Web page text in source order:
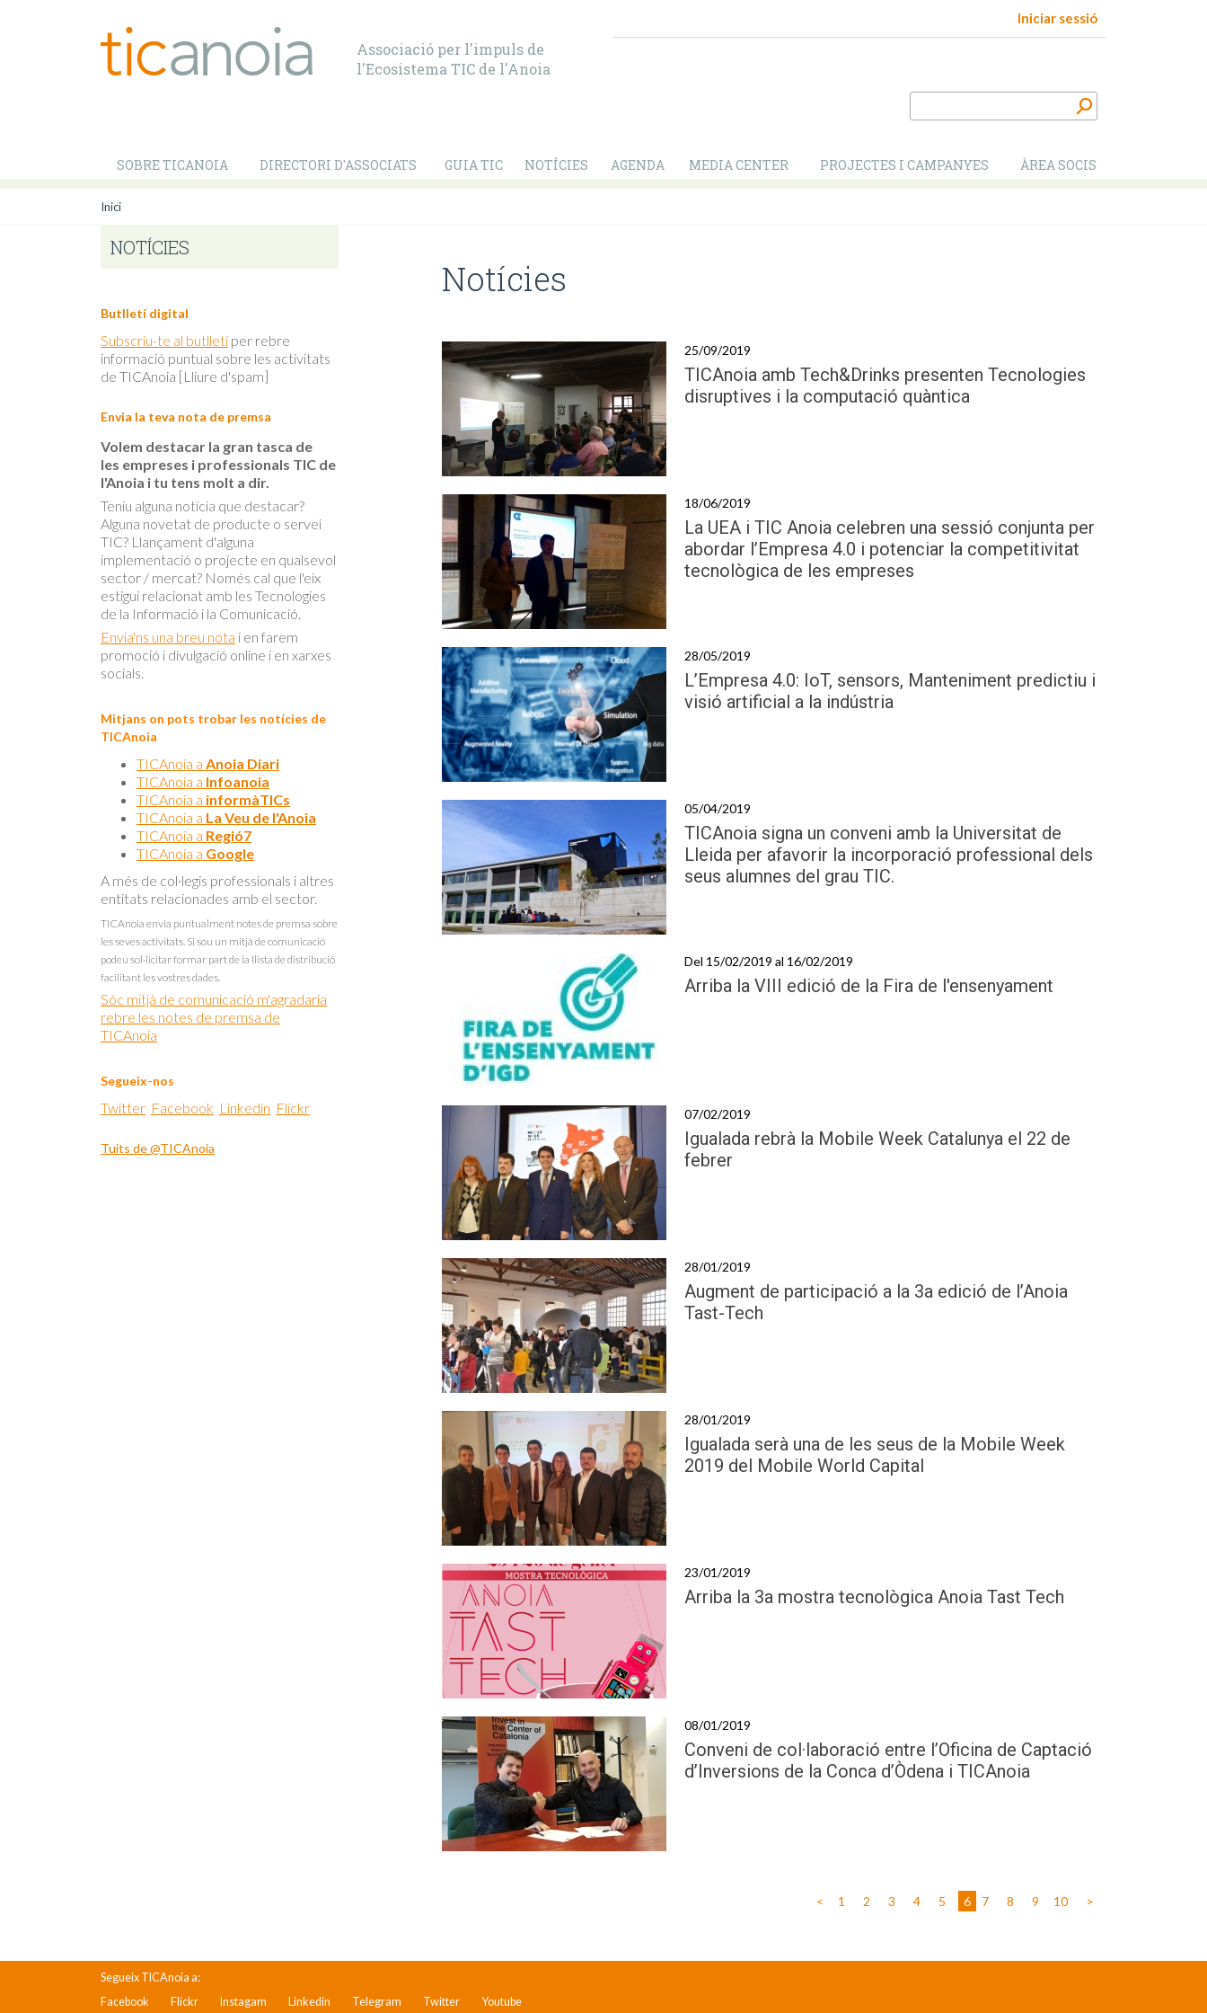
Associació per l'impuls de
l'Ecosistema TIC de l'Anoia
Iniciar sessió
SOBRE TICANOIA DIRECTORI D'ASSOCIATS GUIA TIC NOTÍCIES AGENDA MEDIA CENTER PROJECTES I CAMPANYES ÀREA SOCIS
Inici
NOTÍCIES
Butlletí digital
Subscriu-te al butlletí per rebre
informació puntual sobre les activitats
de TICAnoia [Lliure d'spam]
Envia la teva nota de premsa
Volem destacar la gran tasca de
les empreses i professionals TIC de
l'Anoia i tu tens molt a dir.
Teniu alguna notícia que destacar?
Alguna novetat de producte o servei
TIC? Llançament d'alguna
implementació o projecte en qualsevol
sector / mercat? Només cal que l'eix
estigui relacionat amb les Tecnologies
de la Informació i la Comunicació.
Envia'ns una breu nota i en farem
promoció i divulgació online i en xarxes
socials.
Mitjans on pots trobar les notícies de
TICAnoia
TICAnoia a Anoia Diari
TICAnoia a Infoanoia
TICAnoia a informàTICs
TICAnoia a La Veu de l'Anoia
TICAnoia a Regió7
TICAnoia a Google
A més de col·legis professionals i altres
entitats relacionades amb el sector.
TICAnoia envia puntualment notes de premsa sobre
les seves activitats. Si sou un mitjà de comunicació
podeu sol·licitar formar part de la llista de distribució
facilitant les vostres dades.
Sóc mitjà de comunicació m'agradaria
rebre les notes de premsa de
TICAnoia
Segueix-nos
Twitter Facebook Linkedin Flickr
Tuits de @TICAnoia
Notícies
25/09/2019
TICAnoia amb Tech&Drinks presenten Tecnologies
disruptives i la computació quàntica
18/06/2019
La UEA i TIC Anoia celebren una sessió conjunta per
abordar l’Empresa 4.0 i potenciar la competitivitat
tecnològica de les empreses
28/05/2019
L’Empresa 4.0: IoT, sensors, Manteniment predictiu i
visió artificial a la indústria
05/04/2019
TICAnoia signa un conveni amb la Universitat de
Lleida per afavorir la incorporació professional dels
seus alumnes del grau TIC.
Del 15/02/2019 al 16/02/2019
Arriba la VIII edició de la Fira de l'ensenyament
07/02/2019
Igualada rebrà la Mobile Week Catalunya el 22 de
febrer
28/01/2019
Augment de participació a la 3a edició de l’Anoia
Tast-Tech
28/01/2019
Igualada serà una de les seus de la Mobile Week
2019 del Mobile World Capital
23/01/2019
Arriba la 3a mostra tecnològica Anoia Tast Tech
08/01/2019
Conveni de col·laboració entre l’Oficina de Captació
d’Inversions de la Conca d’Òdena i TICAnoia
< 1 2 3 4 5 6 7 8 9 10 >
Segueix TICAnoia a:
Facebook
Flickr Instagam Linkedin Telegram Twitter Youtube